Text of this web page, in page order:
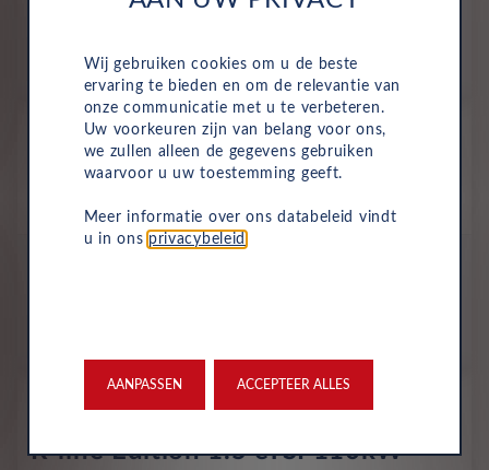
p/m. incl. btw o.b.v 72 mnd en 5,000 km/j
Nieuw
Volkswagen Golf Variant
R-line Edition 1.5 eTSI 85kW DSG
Benzine Automaat Urano Grey Uni
R-line Edition 1.5 eTSI 110kW
Wij gebruiken cookies om u de beste
ervaring te bieden en om de relevantie van
onze communicatie met u te verbeteren.
Uw voorkeuren zijn van belang voor ons,
we zullen alleen de gegevens gebruiken
waarvoor u uw toestemming geeft.
Meer informatie over ons databeleid vindt
u in ons privacybeleid
AANPASSEN ACCEPTEER ALLES